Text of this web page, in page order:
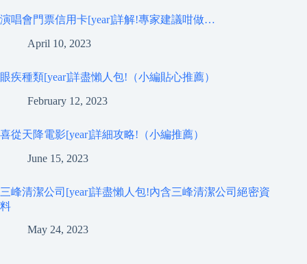
演唱會門票信用卡[year]詳解!專家建議咁做…
April 10, 2023
眼疾種類[year]詳盡懶人包!（小編貼心推薦）
February 12, 2023
喜從天降電影[year]詳細攻略!（小編推薦）
June 15, 2023
三峰清潔公司[year]詳盡懶人包!內含三峰清潔公司絕密資
料
May 24, 2023